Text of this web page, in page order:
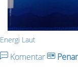
Energi Laut
Komentar